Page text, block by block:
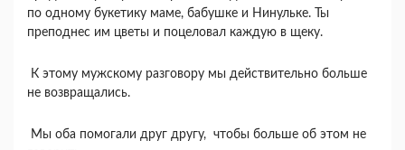
по одному букетику маме, бабушке и Нинульке. Ты
преподнес им цветы и поцеловал каждую в щеку.
К этому мужскому разговору мы действительно больше
не возвращались.
Мы оба помогали друг другу, чтобы больше об этом не